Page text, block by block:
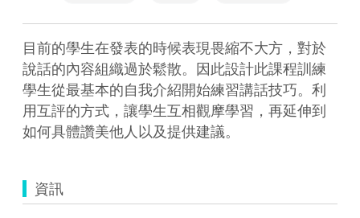
目前的學生在發表的時候表現畏縮不大方，對於
說話的內容組織過於鬆散。因此設計此課程訓練
學生從最基本的自我介紹開始練習講話技巧。利
用互評的方式，讓學生互相觀摩學習，再延伸到
如何具體讚美他人以及提供建議。
資訊